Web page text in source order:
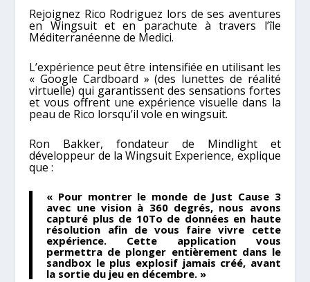
Rejoignez Rico Rodriguez lors de ses aventures
en Wingsuit et en parachute à travers l’île
Méditerranéenne de Medici.
L’expérience peut être intensifiée en utilisant les
« Google Cardboard » (des lunettes de réalité
virtuelle) qui garantissent des sensations fortes
et vous offrent une expérience visuelle dans la
peau de Rico lorsqu’il vole en wingsuit.
Ron Bakker, fondateur de Mindlight et
développeur de la Wingsuit Experience, explique
que :
« Pour montrer le monde de Just Cause 3
avec une vision à 360 degrés, nous avons
capturé plus de 10To de données en haute
résolution afin de vous faire vivre cette
expérience. Cette application vous
permettra de plonger entièrement dans le
sandbox le plus explosif jamais créé, avant
la sortie du jeu en décembre. »